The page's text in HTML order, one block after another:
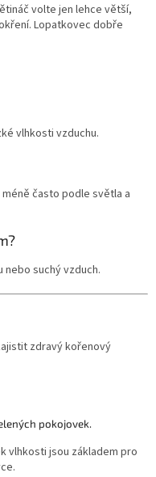
volte jen lehce větší,
Lopatkovec dobře
vlhkosti vzduchu.
často podle světla a
suchý vzduch.
zdravý kořenový
pokojovek.
vlhkosti jsou základem pro